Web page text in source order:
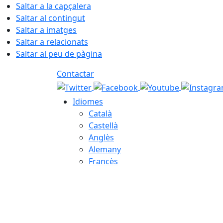
Saltar a la capçalera
Saltar al contingut
Saltar a imatges
Saltar a relacionats
Saltar al peu de pàgina
Contactar
Idiomes
Català
Castellà
Anglès
Alemany
Francès